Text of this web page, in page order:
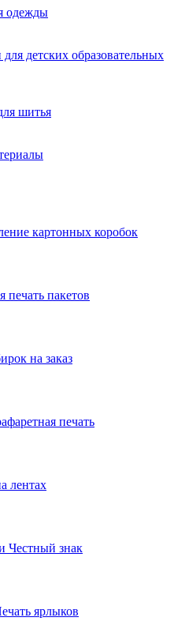
одежды
детских образовательных
шитья
картонных коробок
печать пакетов
на заказ
печать
лентах
Честный знак
ярлыков